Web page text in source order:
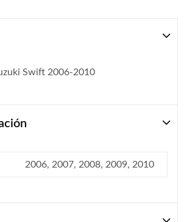
Swift 2006-2010
2006, 2007, 2008, 2009, 2010